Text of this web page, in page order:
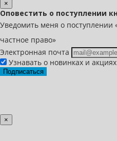
×
Оповестить о поступлении
Уведомить меня о поступлении
частное право»
Электронная почта
Узнавать о новинках и
Подписаться
×